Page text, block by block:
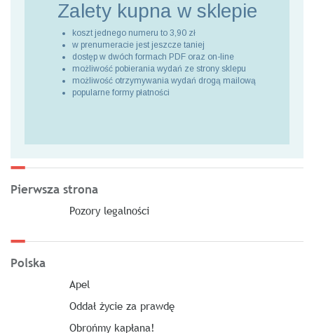
Zalety kupna w sklepie
koszt jednego numeru to 3,90 zł
w prenumeracie jest jeszcze taniej
dostęp w dwóch formach PDF oraz on-line
możliwość pobierania wydań ze strony sklepu
możliwość otrzymywania wydań drogą mailową
popularne formy płatności
Pierwsza strona
Pozory legalności
Polska
Apel
Oddał życie za prawdę
Obrońmy kapłana!